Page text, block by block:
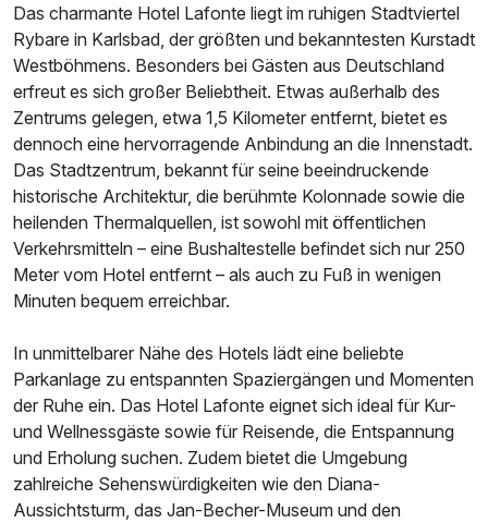
Ausstattung
Für 6 Tage p.P. ab486,00 €
Das charmante Hotel Lafonte liegt im ruhigen Stadtviertel
Rybare in Karlsbad, der größten und bekanntesten Kurstadt
Westböhmens. Besonders bei Gästen aus Deutschland
erfreut es sich großer Beliebtheit. Etwas außerhalb des
Zentrums gelegen, etwa 1,5 Kilometer entfernt, bietet es
dennoch eine hervorragende Anbindung an die Innenstadt.
Das Stadtzentrum, bekannt für seine beeindruckende
historische Architektur, die berühmte Kolonnade sowie die
heilenden Thermalquellen, ist sowohl mit öffentlichen
Verkehrsmitteln – eine Bushaltestelle befindet sich nur 250
Meter vom Hotel entfernt – als auch zu Fuß in wenigen
Minuten bequem erreichbar.
In unmittelbarer Nähe des Hotels lädt eine beliebte
Parkanlage zu entspannten Spaziergängen und Momenten
der Ruhe ein. Das Hotel Lafonte eignet sich ideal für Kur-
und Wellnessgäste sowie für Reisende, die Entspannung
und Erholung suchen. Zudem bietet die Umgebung
zahlreiche Sehenswürdigkeiten wie den Diana-
Aussichtsturm, das Jan-Becher-Museum und den